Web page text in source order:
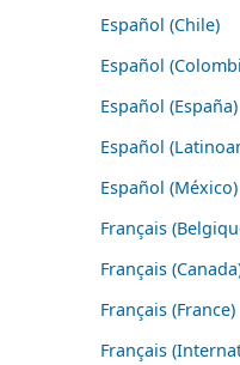
Español (Chile)
Español
Español (España)
Español
Español (México)
Français
Français
Français (France)
Français